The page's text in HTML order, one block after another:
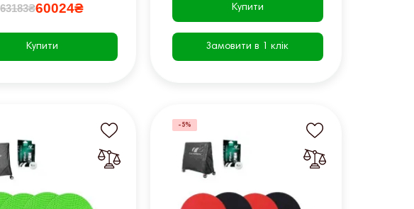
63183₴60024₴
Купити
Купити
Замовити в 1 клік
-5%